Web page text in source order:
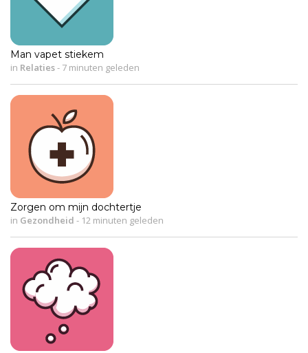
Man vapet stiekem
in Relaties- 7 minuten geleden
Zorgen om mijn dochtertje
in Gezondheid - 12 minuten geleden